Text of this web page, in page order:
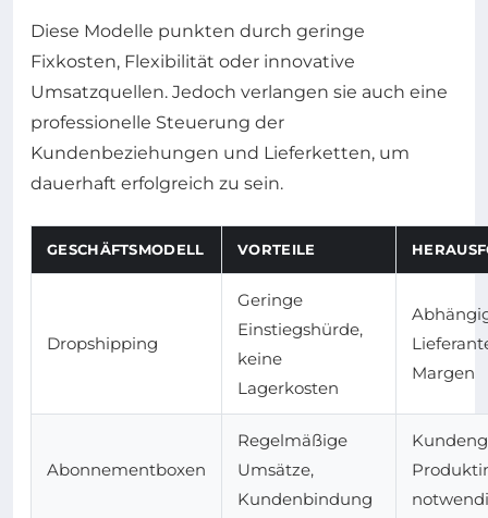
Diese Modelle punkten durch geringe
Fixkosten, Flexibilität oder innovative
Umsatzquellen. Jedoch verlangen sie auch eine
professionelle Steuerung der
Kundenbeziehungen und Lieferketten, um
dauerhaft erfolgreich zu sein.
GESCHÄFTSMODELL VORTEILE
Dropshipping
Geringe
Einstiegshürde,
keine
Lagerkosten
Margen
Abonnementboxen
Regelmäßige
Umsätze,
Kundenbindung